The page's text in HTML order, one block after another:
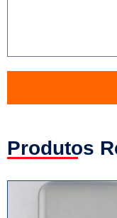
Produtos